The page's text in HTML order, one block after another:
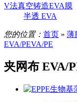
V法真空铸造EVA膜
半透 EVA
您的位置： 首页 » 薄
EVA/PEVA/PE
夹网布 EVA/